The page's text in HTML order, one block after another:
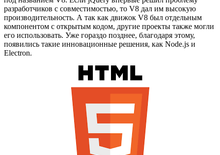
разработчиков с совместимостью, то V8 дал им высокую
производительность. А так как движок V8 был отдельным
компонентом с открытым кодом, другие проекты также могли
его использовать. Уже гораздо позднее, благодаря этому,
появились такие инновационные решения, как Node.js и
Electron.